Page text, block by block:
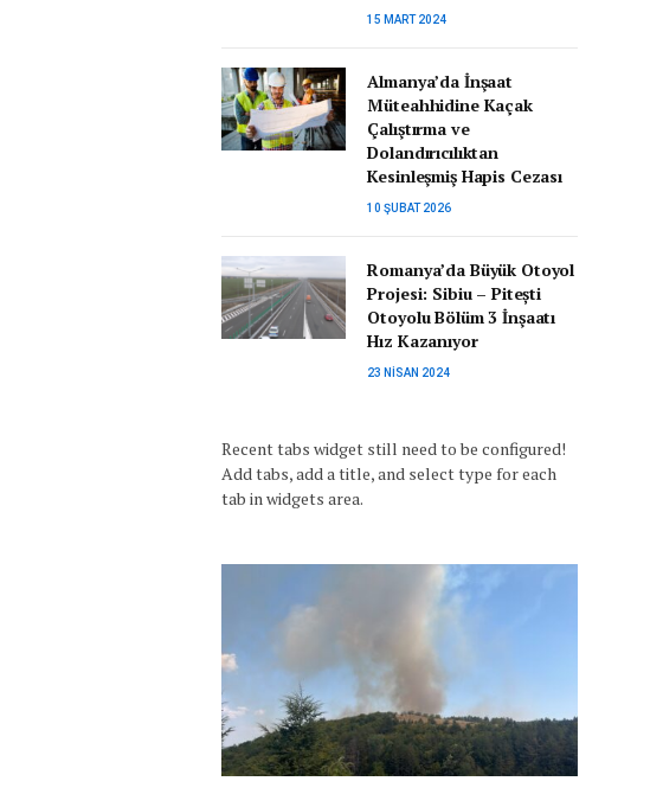
15 MART 2024
Almanya’da İnşaat
Müteahhidine Kaçak
Çalıştırma ve
Dolandırıcılıktan
Kesinleşmiş Hapis Cezası
10 ŞUBAT 2026
Romanya’da Büyük Otoyol
Projesi: Sibiu – Pitești
Otoyolu Bölüm 3 İnşaatı
Hız Kazanıyor
23 NISAN 2024
Recent tabs widget still need to be configured!
Add tabs, add a title, and select type for each
tab in widgets area.